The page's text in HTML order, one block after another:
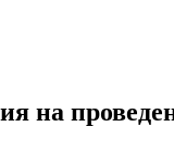
на